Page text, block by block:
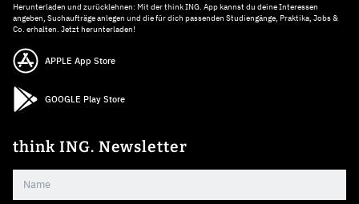
Herunterladen und zurücklehnen: Mit der think ING. App kannst du deine Interessen
angeben, Suchaufträge anlegen und die für dich passenden Studiengänge, Praktika, Jobs &
Co. erhalten. Jetzt herunterladen!
APPLE App Store
GOOGLE Play Store
think ING. Newsletter